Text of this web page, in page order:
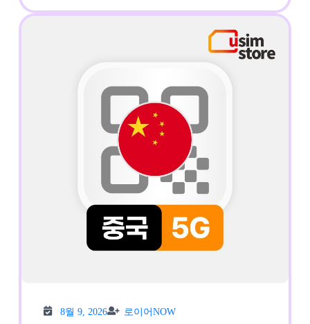
푸
꾸
옥
호
치
e
심
로
컬
8월 9, 2026
9,
로이어NOW
어